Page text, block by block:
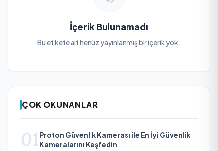
İçerik Bulunamadı
Bu etikete ait henüz yayınlanmış bir içerik yok.
ÇOK OKUNANLAR
01 Proton Güvenlik Kamerası ile En İyi Güvenlik
Kameralarını Keşfedin